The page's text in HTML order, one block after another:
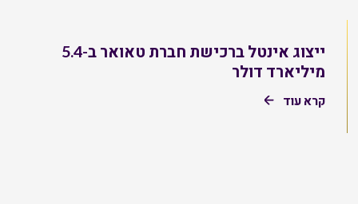
ייצוג אינטל ברכישת חברת טאואר ב-5.4
מיליארד דולר
קרא עוד